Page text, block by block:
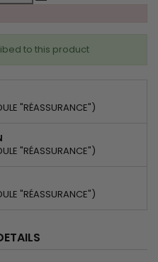
to this product
"RÉASSURANCE")
"RÉASSURANCE")
"RÉASSURANCE")